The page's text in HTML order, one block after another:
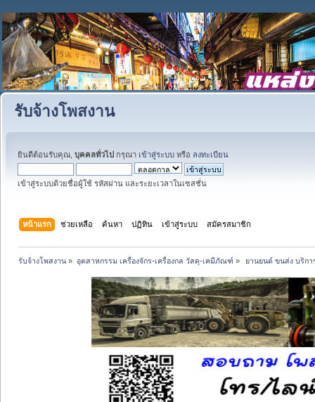
รับจ้างโพสงาน
ยินดีต้อนรับคุณ, บุคคลทั่วไป กรุณา เข้าสู่ระบบ หรือ ลงทะเบียน
เข้าสู่ระบบด้วยชื่อผู้ใช้ รหัสผ่าน และระยะเวลาในเซสชั่น
หน้าแรก ช่วยเหลือ ค้นหา ปฏิทิน เข้าสู่ระบบ สมัครสมาชิก
รับจ้างโพสงาน » อุตสาหกรรม เครื่องจักร-เครื่องกล วัสดุ-เคมีภัณฑ์ » ยานยนต์ ขนส่ง บริก